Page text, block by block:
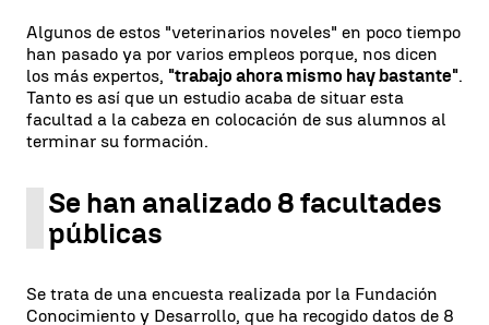
Algunos de estos "veterinarios noveles" en poco tiempo
han pasado ya por varios empleos porque, nos dicen
los más expertos, "trabajo ahora mismo hay bastante".
Tanto es así que un estudio acaba de situar esta
facultad a la cabeza en colocación de sus alumnos al
terminar su formación.
Se han analizado 8 facultades
públicas
Se trata de una encuesta realizada por la Fundación
Conocimiento y Desarrollo, que ha recogido datos de 8